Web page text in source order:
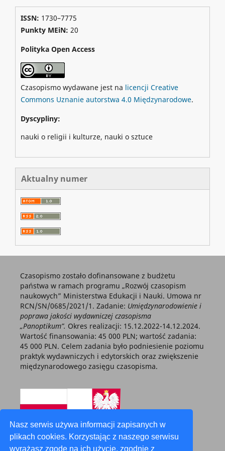
Nasz serwis używa informacji zapisanych w
plikach cookies. Korzystając z naszego serwisu
wyrażasz zgodę na ich użycie, zgodnie z
ISSN: 1730–7775
Punkty MEiN: 20
Polityka Open Access
Czasopismo wydawane jest na licencji Creative
Commons Uznanie autorstwa 4.0 Międzynarodowe.
Dyscypliny:
nauki o religii i kulturze, nauki o sztuce
Aktualny numer
Czasopismo zostało dofinansowane z budżetu
państwa w ramach programu „Rozwój czasopism
naukowych” Ministerstwa Edukacji i Nauki. Umowa nr
RCN/SN/0685/2021/1. Zadanie: Umiędzynarodowienie i
poprawa jakości wydawniczej czasopisma
„Panoptikum”. Okres realizacji: 15.12.2022-14.12.2024.
Wartość finansowania: 45 000 PLN; wartość zadania:
45 000 PLN. Celem zadania było podniesienie poziomu
praktyk wydawniczych i edytorskich oraz zwiększenie
międzynarodowego zasięgu czasopisma.